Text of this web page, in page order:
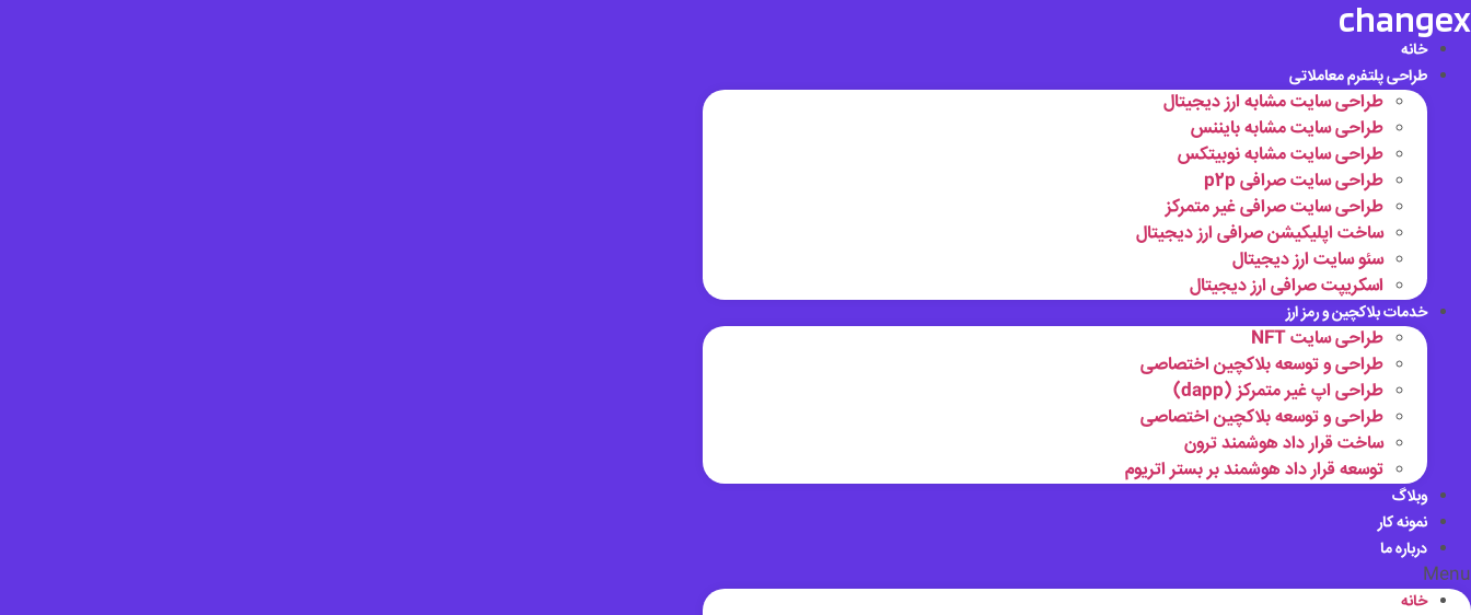
پرش
به
changex
خانه
طراحی پلتفرم معاملاتی
طراحی سایت مشابه ارز دیجیتال
طراحی سایت مشابه بایننس
طراحی سایت مشابه نوبیتکس
طراحی سایت صرافی p2p
طراحی سایت صرافی غیر متمرکز
ساخت اپلیکیشن صرافی ارز دیجیتال
سئو سایت ارز دیجیتال
اسکریپت صرافی ارز دیجیتال
خدمات بلاکچین و رمز ارز
طراحی سایت NFT
طراحی و توسعه بلاکچین اختصاصی
طراحی اپ غیر متمرکز (dapp)
طراحی و توسعه بلاکچین اختصاصی
ساخت قرار داد هوشمند ترون
توسعه قرار داد هوشمند بر بستر اتریوم
وبلاگ
نمونه کار
درباره ما
Menu
خانه